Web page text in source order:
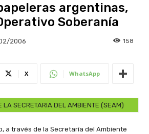
argentinas,
Soberanía
2006 158
X WhatsApp
LA SECRETARIA DEL AMBIENTE (SEAM)
a través de la Secretaría del Ambiente